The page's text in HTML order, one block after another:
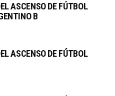
ASCENSO DE FÚTBOL
B
ASCENSO DE FÚTBOL